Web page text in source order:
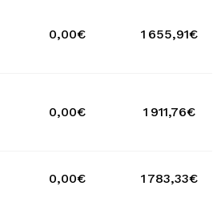
0,00€ 1 655,91€
0,00€ 1 911,76€
0,00€ 1 783,33€